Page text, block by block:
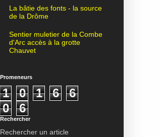
La bâtie des fonts - la source
de la Drôme
Sentier muletier de la Combe
d'Arc accès à la grotte
Chauvet
Promeneurs
1 0 1 6
6
0
6
Rechercher
Rechercher un article